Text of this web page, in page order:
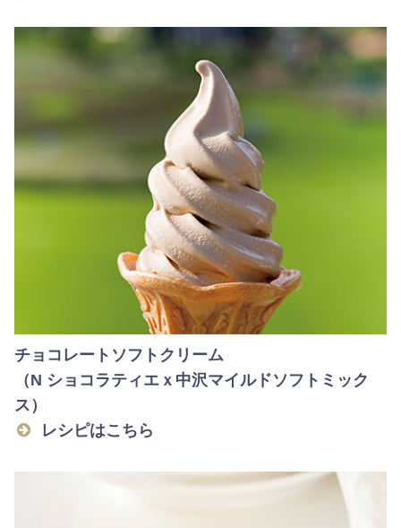
チョコレートソフトクリーム
（N ショコラティエｘ中沢マイルドソフトミック
ス）
レシピはこちら